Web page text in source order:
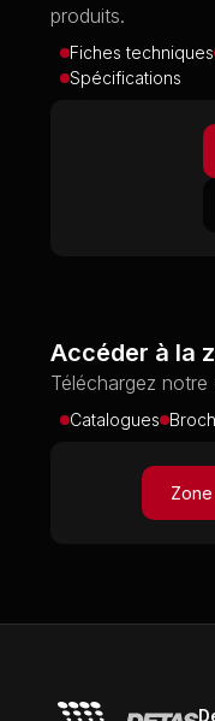
produits.
Fiches techniques
Spécifications
Accéder à la
Téléchargez
Catalogues